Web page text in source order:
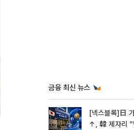
금융 최신 뉴스
[넥스블록]日
↑, 韓 제자리 “